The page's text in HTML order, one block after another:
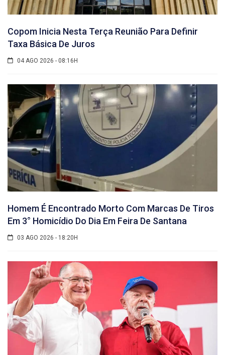
Copom Inicia Nesta Terça Reunião Para Definir
Taxa Básica De Juros
04 AGO 2026 - 08:16H
Homem É Encontrado Morto Com Marcas De Tiros
Em 3° Homicídio Do Dia Em Feira De Santana
03 AGO 2026 - 18:20H